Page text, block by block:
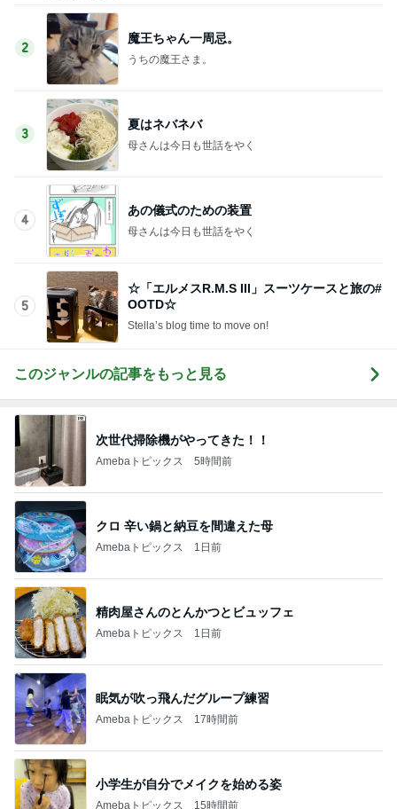
2
魔王ちゃん一周忌。
うちの魔王さま。
3
夏はネバネバ
母さんは今日も世話をやく
4
あの儀式のための装置
母さんは今日も世話をやく
5
☆「エルメスR.M.S III」スーツケースと旅の#
OOTD☆
Stella’s blog time to move on!
このジャンルの記事をもっと見る
次世代掃除機がやってきた！！
Amebaトピックス 5時間前
クロ 辛い鍋と納豆を間違えた母
Amebaトピックス 1日前
精肉屋さんのとんかつとビュッフェ
Amebaトピックス 1日前
眠気が吹っ飛んだグループ練習
Amebaトピックス 17時間前
小学生が自分でメイクを始める姿
Amebaトピックス 15時間前